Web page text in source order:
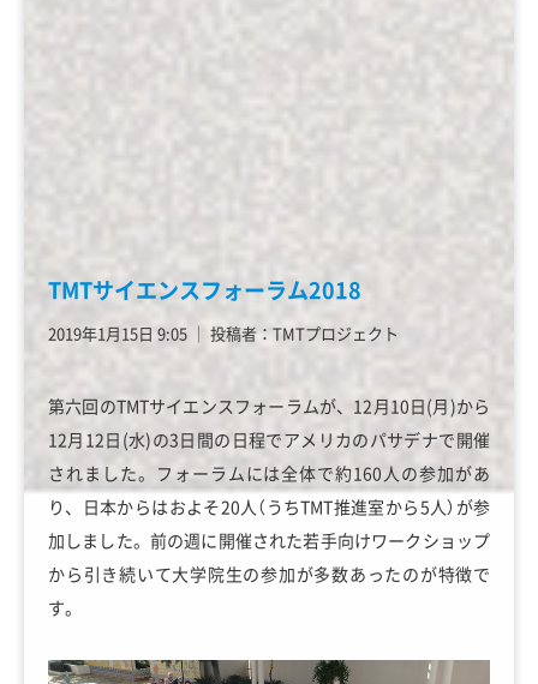
TMTサイエンスフォーラム2018
2019年1月15日 9:05 │ 投稿者：TMTプロジェクト
第六回のTMTサイエンスフォーラムが、12月10日(月)から
12月12日(水)の3日間の日程でアメリカのパサデナで開催
されました。フォーラムには全体で約160人の参加があ
り、日本からはおよそ20人（うちTMT推進室から5人）が参
加しました。前の週に開催された若手向けワークショップ
から引き続いて大学院生の参加が多数あったのが特徴で
す。